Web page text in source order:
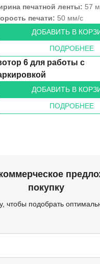
печатной ленты: 57
печати: 50 мм/с
ДОБАВИТЬ В
ПОДРОБНЕЕ
6 для работы с
ДОБАВИТЬ В
ПОДРОБНЕЕ
покупку
чтобы подобрать